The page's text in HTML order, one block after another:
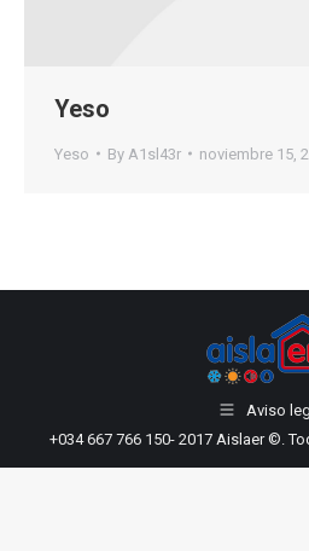
Yeso
Yeso By A1sl43r noviembre 15,
Aviso
+034 667 766 150- 2017 Aislaer ©.